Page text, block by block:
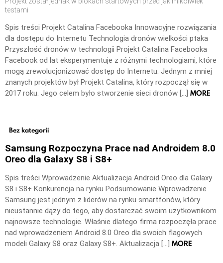
testami
Spis treści Projekt Catalina Facebooka Innowacyjne rozwiązania
dla dostępu do Internetu Technologia dronów wielkości ptaka
Przyszłość dronów w technologii Projekt Catalina Facebooka
Facebook od lat eksperymentuje z różnymi technologiami, które
mogą zrewolucjonizować dostęp do Internetu. Jednym z mniej
znanych projektów był Projekt Catalina, który rozpoczął się w
2017 roku. Jego celem było stworzenie sieci dronów […] MORE
Bez kategorii
Samsung Rozpoczyna Prace nad Androidem 8.0
Oreo dla Galaxy S8 i S8+
Spis treści Wprowadzenie Aktualizacja Android Oreo dla Galaxy
S8 i S8+ Konkurencja na rynku Podsumowanie Wprowadzenie
Samsung jest jednym z liderów na rynku smartfonów, który
nieustannie dąży do tego, aby dostarczać swoim użytkownikom
najnowsze technologie. Właśnie dlatego firma rozpoczęła prace
nad wprowadzeniem Android 8.0 Oreo dla swoich flagowych
modeli Galaxy S8 oraz Galaxy S8+. Aktualizacja […] MORE